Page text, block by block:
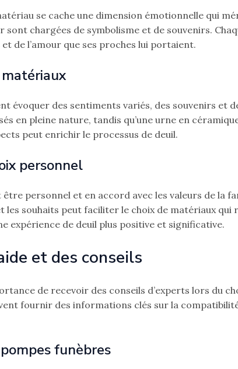
se cache une dimension émotionnelle qui
sont chargées de symbolisme et de souvenirs.
de l’amour que ses proches lui portaient.
évoquer des sentiments variés, des souvenirs et
en pleine nature, tandis qu’une urne en
peut enrichir le processus de deuil.
personnel
personnel et en accord avec les valeurs de la
les souhaits peut faciliter le choix de matériaux qui
expérience de deuil plus positive et significative.
et des conseils
de recevoir des conseils d’experts lors du
fournir des informations clés sur la
funèbres